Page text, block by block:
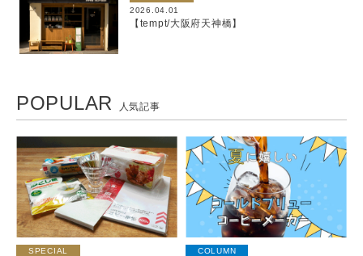
2026.04.01
【tempt/大阪府天神橋】
POPULAR 人気記事
SPECIAL
COLUMN